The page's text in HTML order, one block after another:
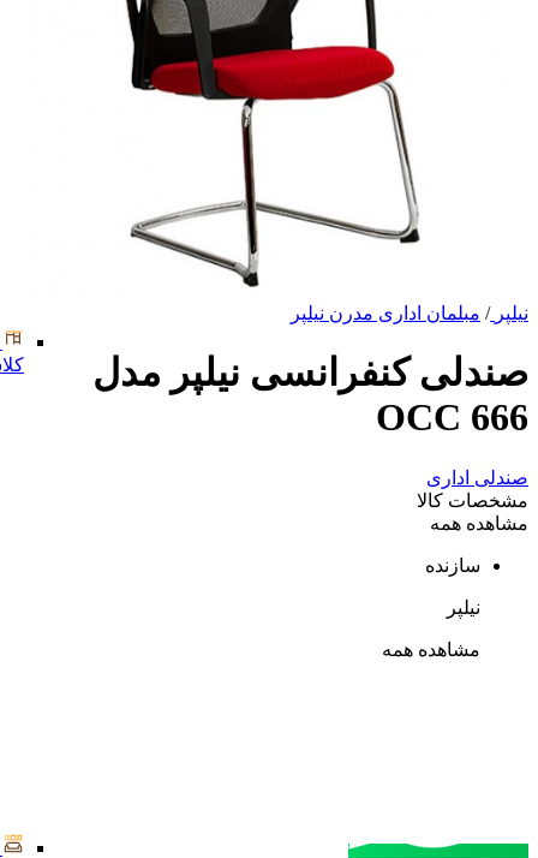
نیلپر / مبلمان اداری مدرن نیلپر
صندلی کنفرانسی نیلپر مدل
OCC 666
صندلی اداری
مشخصات کالا
مشاهده همه
سازنده
نیلپر
مشاهده همه